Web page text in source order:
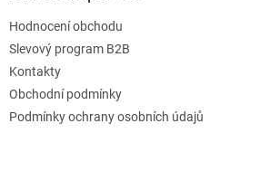
Hodnocení obchodu
Slevový program B2B
Kontakty
Obchodní podmínky
Podmínky ochrany osobních údajů